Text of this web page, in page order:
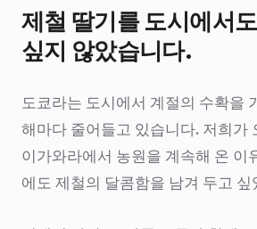
제철 딸기를 도시에서
싶지 않았습니다.
도쿄라는 도시에서 계절의 수확을
해마다 줄어들고 있습니다. 저희가
이가와라에서 농원을 계속해 온 이
에도 제철의 달콤함을 남겨 두고